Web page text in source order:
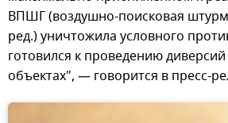
ВПШГ (воздушно-поисковая
ред.) уничтожила условного
готовился к проведению
объектах", — говорится в пресс-